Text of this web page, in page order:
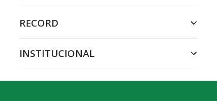
RECORD
INSTITUCIONAL